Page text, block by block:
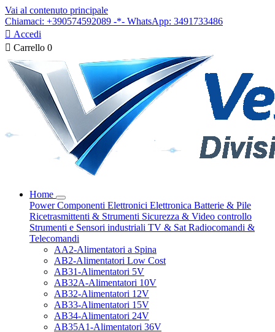
Vai al contenuto principale
Chiamaci: +390574592089 -*- WhatsApp: 3491733486
 Accedi
 Carrello 0
Home
PowerComponenti Elettronici Elettronica Batterie & Pile
Ricetrasmittenti & Strumenti Sicurezza & Video controllo
Strumenti e Sensori industriali TV & Sat Radiocomandi &
Telecomandi
AA2-Alimentatori a Spina
AB2-Alimentatori Low Cost
AB31-Alimentatori 5V
AB32A-Alimentatori 10V
AB32-Alimentatori 12V
AB33-Alimentatori 15V
AB34-Alimentatori 24V
AB35A1-Alimentatori 36V